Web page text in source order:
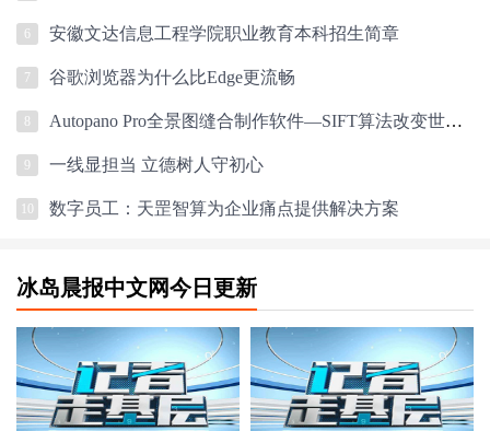
6 安徽文达信息工程学院职业教育本科招生简章
7 谷歌浏览器为什么比Edge更流畅
8 Autopano Pro全景图缝合制作软件—SIFT算法改变世界，从学术论文到全景图革命的
9 一线显担当 立德树人守初心
10 数字员工：天罡智算为企业痛点提供解决方案
冰岛晨报中文网今日更新